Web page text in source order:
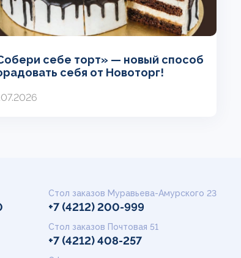
себе торт» — новый способ
себя от Новоторг!
Стол заказов Муравьева-Амурского 23
+7 (4212) 200-999
Стол заказов Почтовая 51
+7 (4212) 408-257